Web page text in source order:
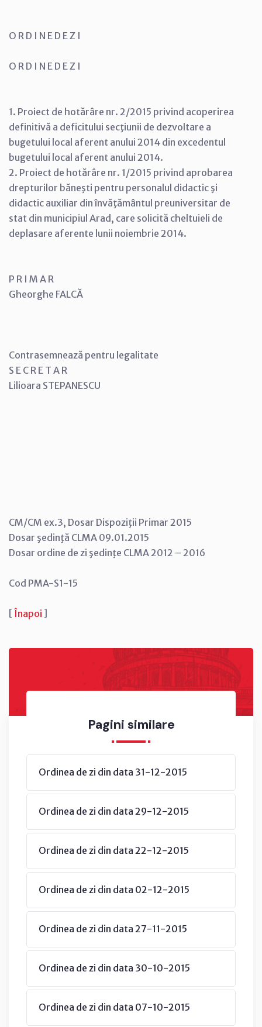
Pagini similare
Ordinea de zi din data 31-12-2015
Ordinea de zi din data 29-12-2015
Ordinea de zi din data 22-12-2015
Ordinea de zi din data 02-12-2015
Ordinea de zi din data 27-11-2015
Ordinea de zi din data 30-10-2015
Ordinea de zi din data 07-10-2015
O R D I N E D E Z I
O R D I N E D E Z I
1. Proiect de hotărâre nr. 2/2015 privind acoperirea
definitivă a deficitului secţiunii de dezvoltare a
bugetului local aferent anului 2014 din excedentul
bugetului local aferent anului 2014.
2. Proiect de hotărâre nr. 1/2015 privind aprobarea
drepturilor băneşti pentru personalul didactic şi
didactic auxiliar din învăţământul preuniversitar de
stat din municipiul Arad, care solicită cheltuieli de
deplasare aferente lunii noiembrie 2014.
P R I M A R
Gheorghe FALCĂ
Contrasemnează pentru legalitate
S E C R E T A R
Lilioara STEPANESCU
CM/CM ex.3, Dosar Dispoziţii Primar 2015
Dosar şedinţă CLMA 09.01.2015
Dosar ordine de zi şedinţe CLMA 2012 – 2016
Cod PMA-S1-15
[ Înapoi ]